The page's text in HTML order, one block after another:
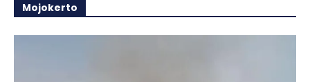
Mojokerto